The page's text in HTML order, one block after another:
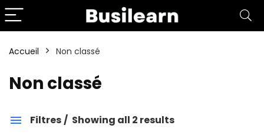
Accueil Non classé
Non classé
Filtres Showing all 2 results